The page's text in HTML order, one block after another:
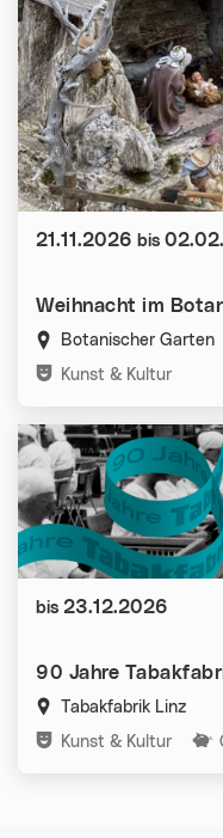
Weihnacht im
Botanischer Garten
Kategorien:
Kunst & Kultur
Datum:
21.11.2026 bis
90 Jahre
Tabakfabrik Linz
Kategorien:
Kunst & Kultur
Datum:
bis 23.12.2026